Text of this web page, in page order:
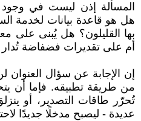
المسألة إذن ليست في
هل هو قاعدة بيانات لخدمة
بها القليلون؟ هل يُبنى على
أم على تقديرات فضفاضة تُدار
إن الإجابة عن سؤال
من طريقة تطبيقه. فإما أن
تُحرّر طاقات التصدير، أو
عديدة - ليصبح مدخلًا جديدًا